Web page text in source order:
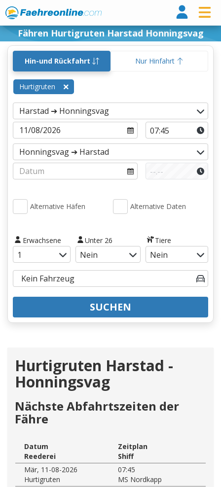
Fähren Hurtigruten Harstad Honningsvag
Hin-und Rückfahrt Nur Hinfahrt
Hurtigruten
Alternative Häfen Alternative Daten
Erwachsene Unter 26 Tiere
SUCHEN
Hurtigruten Harstad -
Honningsvag
Nächste Abfahrtszeiten der
Fähre
Datum
Zeitplan
Reederei
Shiff
Mär, 11-08-2026
07:45
Hurtigruten
MS Nordkapp